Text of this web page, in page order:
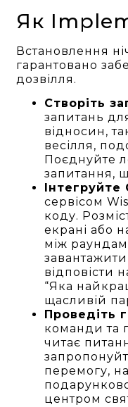
Як
Встановлення
гарантовано
дозвілля.
Створіть
запитань
відносин,
весілля,
Поєднуйте
запитання,
Інтегруйте
сервісом
коду.
екрані або
між
відповісти
“Яка
щасливій
Проведіть
команди та
читає
перемогу,
центром